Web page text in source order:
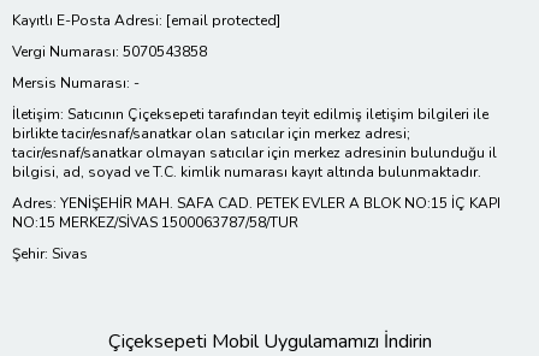
Kayıtlı E-Posta Adresi: [email protected]
Vergi Numarası: 5070543858
Mersis Numarası: -
İletişim: Satıcının Çiçeksepeti tarafından teyit edilmiş iletişim bilgileri ile
birlikte tacir/esnaf/sanatkar olan satıcılar için merkez adresi;
tacir/esnaf/sanatkar olmayan satıcılar için merkez adresinin bulunduğu il
bilgisi, ad, soyad ve T.C. kimlik numarası kayıt altında bulunmaktadır.
Adres: YENİŞEHİR MAH. SAFA CAD. PETEK EVLER A BLOK NO:15 İÇ KAPI
NO:15 MERKEZ/SİVAS 1500063787/58/TUR
Şehir: Sivas
Çiçeksepeti Mobil Uygulamamızı İndirin